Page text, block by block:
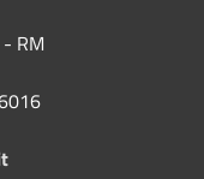
RM